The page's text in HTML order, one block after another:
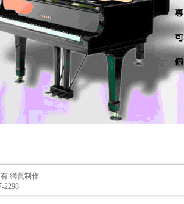
網頁制作
2298